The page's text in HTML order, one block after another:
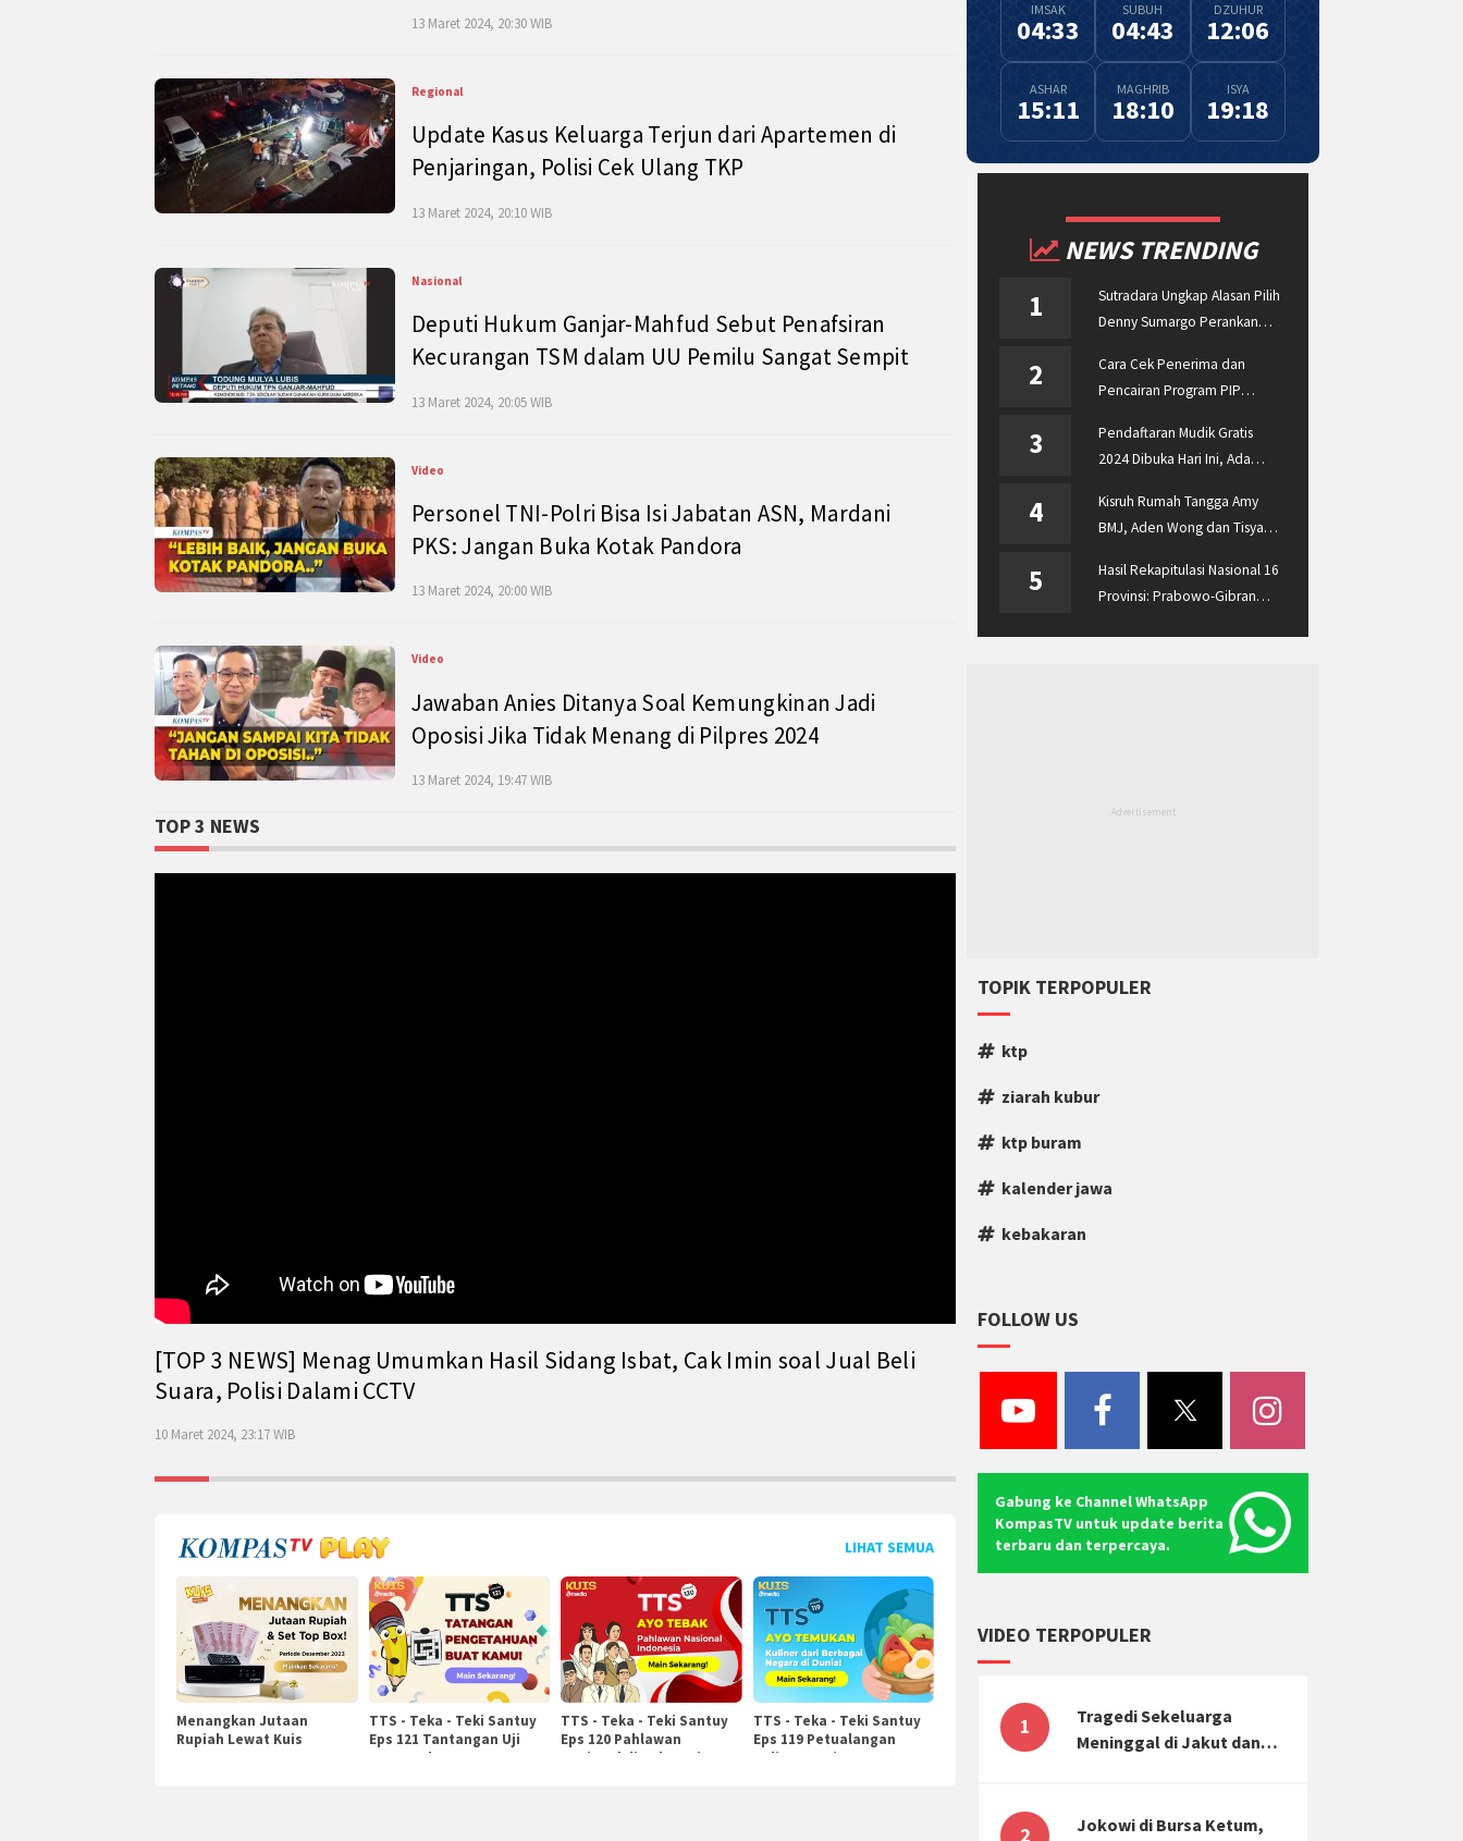
13 Maret 2024, 20:30 WIB
Regional
Update Kasus Keluarga Terjun dari Apartemen di
Penjaringan, Polisi Cek Ulang TKP
13 Maret 2024, 20:10 WIB
Nasional
Deputi Hukum Ganjar-Mahfud Sebut Penafsiran
Kecurangan TSM dalam UU Pemilu Sangat Sempit
13 Maret 2024, 20:05 WIB
Video
Personel TNI-Polri Bisa Isi Jabatan ASN, Mardani
PKS: Jangan Buka Kotak Pandora
13 Maret 2024, 20:00 WIB
Video
Jawaban Anies Ditanya Soal Kemungkinan Jadi
Oposisi Jika Tidak Menang di Pilpres 2024
13 Maret 2024, 19:47 WIB
TOP 3 NEWS
[TOP 3 NEWS] Menag Umumkan Hasil Sidang Isbat, Cak Imin soal Jual Beli
Suara, Polisi Dalami CCTV
10 Maret 2024, 23:17 WIB
LIHAT SEMUA
Menangkan Jutaan
Rupiah Lewat Kuis
TTS - Teka - Teki Santuy
Eps 121 Tantangan Uji
Pengetahuan
TTS - Teka - Teki Santuy
Eps 120 Pahlawan
Nasional di Indonesia
TTS - Teka - Teki Santuy
Eps 119 Petualangan
Kuliner Dunia
IMSAK
04:33
SUBUH
04:43
DZUHUR
12:06
ASHAR
15:11
MAGHRIB
18:10
ISYA
19:18
NEWS TRENDING
1
Sutradara Ungkap Alasan Pilih
Denny Sumargo Perankan
2
Cara Cek Penerima dan
Pencairan Program PIP
pip.kemdikbud.go.id
3
Pendaftaran Mudik Gratis
2024 Dibuka Hari Ini, Ada
Jateng dan Dishub Jatim
4
Kisruh Rumah Tangga Amy
BMJ, Aden Wong dan Tisya
Malaysia dan Singapura
5
Hasil Rekapitulasi Nasional 16
Provinsi: Prabowo-Gibran
TOPIK TERPOPULER
ktp
ziarah kubur
ktp buram
kalender jawa
kebakaran
FOLLOW US
Gabung ke Channel WhatsApp
KompasTV untuk update berita
terbaru dan terpercaya.
VIDEO TERPOPULER
1
Tragedi Sekeluarga
Meninggal di Jakut dan
Mental-Finansial
2
Jokowi di Bursa Ketum,